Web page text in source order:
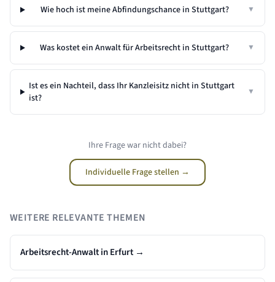
Wie hoch ist meine Abfindungschance in Stuttgart? ▼
Was kostet ein Anwalt für Arbeitsrecht in Stuttgart? ▼
Ist es ein Nachteil, dass Ihr Kanzleisitz nicht inStuttgart
ist?
▼
Ihre Frage war nicht dabei?
Individuelle Frage stellen →
WEITERE RELEVANTE THEMEN
Arbeitsrecht-Anwalt in Erfurt →